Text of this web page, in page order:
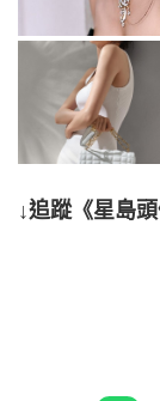
↓追蹤《星島